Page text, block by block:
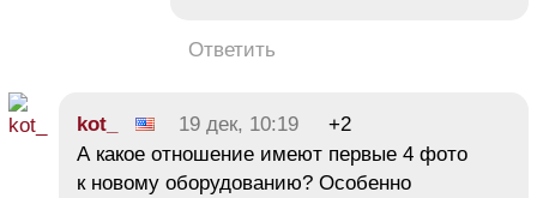
Ответить
kot_ 19 дек, 10:19
+2
А какое отношение имеют первые 4 фото
к новому оборудованию? Особенно